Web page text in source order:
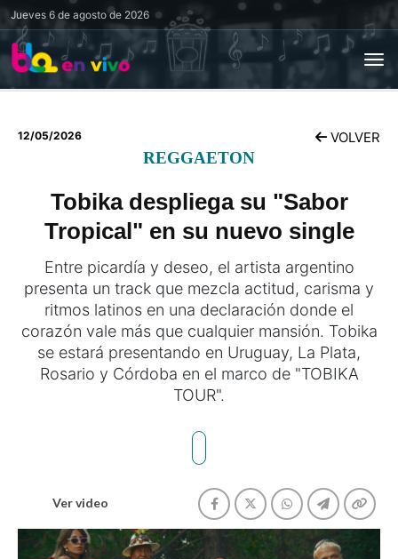
Jueves 6 de agosto de 2026
12/05/2026 VOLVER
REGGAETON
Tobika despliega su "Sabor
Tropical" en su nuevo single
Entre picardía y deseo, el artista argentino
presenta un track que mezcla actitud, carisma y
ritmos latinos en una declaración donde el
corazón vale más que cualquier mansión. Tobika
se estará presentando en Uruguay, La Plata,
Rosario y Córdoba en el marco de "TOBIKA
TOUR".
Ver video